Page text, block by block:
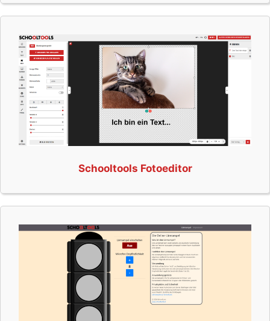
Schooltools Fotoeditor